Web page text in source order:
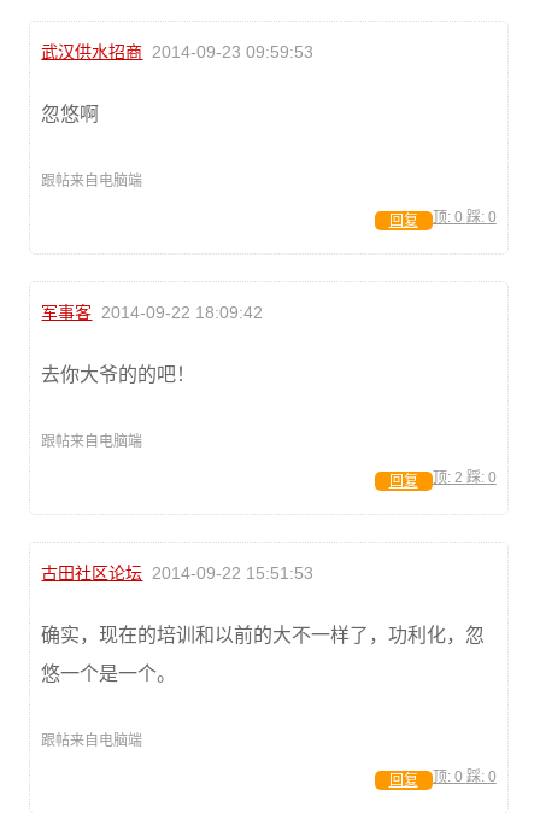
武汉供水招商 2014-09-23 09:59:53
忽悠啊
跟帖来自电脑端
顶: 0 踩: 0
回复
军事客 2014-09-22 18:09:42
去你大爷的的吧！
跟帖来自电脑端
顶: 2 踩: 0
回复
古田社区论坛 2014-09-22 15:51:53
确实，现在的培训和以前的大不一样了，功利化，忽
悠一个是一个。
跟帖来自电脑端
顶: 0 踩: 0
回复